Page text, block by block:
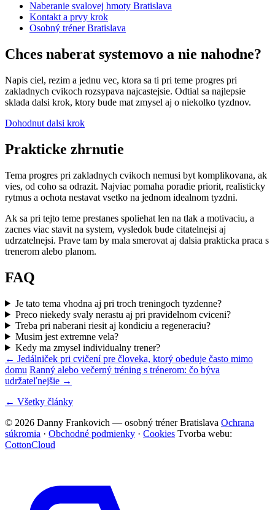
Naberanie svalovej hmoty Bratislava
Kontakt a prvy krok
Osobný tréner Bratislava
Chces naberat systemovo a nie nahodne?
Napis ciel, rezim a jednu vec, ktora sa ti pri teme progres pri
zakladnych cvikoch rozsypava najcastejsie. Odtial sa najlepsie
sklada dalsi krok, ktory bude mat zmysel aj o niekolko tyzdnov.
Dohodnut dalsi krok
Prakticke zhrnutie
Tema progres pri zakladnych cvikoch nemusi byt komplikovana, ak
vies, od coho sa odrazit. Najviac pomaha poradie priorit, realisticky
rytmus a ochota nestavat vsetko na jednom idealnom tyzdni.
Ak sa pri tejto teme prestanes spoliehat len na tlak a motivaciu, a
zacnes viac stavit na system, vysledok bude citatelnejsi aj
udrzatelnejsi. Prave tam by mala smerovat aj dalsia prakticka praca s
trenerom alebo planom.
FAQ
Je tato tema vhodna aj pri troch treningoch tyzdenne?
Preco niekedy svaly nerastu aj pri pravidelnom cviceni?
Treba pri naberani riesit aj kondiciu a regeneraciu?
Musim jest extremne vela?
Kedy ma zmysel individualny trener?
← Jedálniček pri cvičení pre človeka, ktorý obeduje často mimo
domu Ranný alebo večerný tréning s trénerom: čo býva
udržateľnejšie →
← Všetky články
© 2026 Danny Frankovich — osobný tréner Bratislava Ochrana
súkromia · Obchodné podmienky · Cookies Tvorba webu:
CottonCloud